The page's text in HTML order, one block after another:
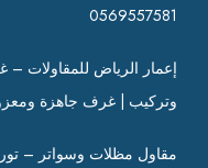
0569557581
إعمار الرياض للمقاولات
وتركيب | غرف جاهزة
مقاول مظلات وسواتر –